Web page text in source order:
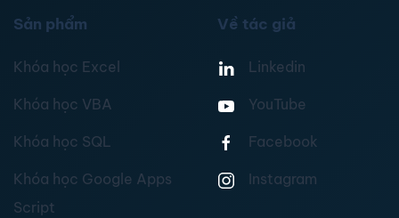
Sản phẩm
Khóa học Excel
Khóa học VBA
Khóa học SQL
Khóa học Google Apps
Script
Về tác giả
Linkedin
YouTube
Facebook
Instagram